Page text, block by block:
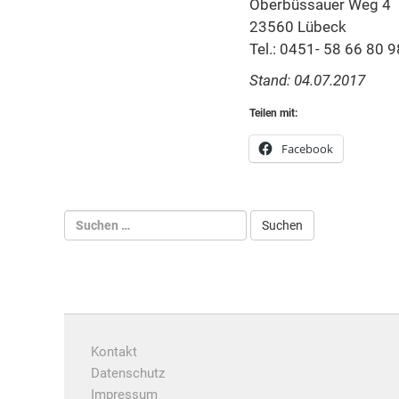
Oberbüssauer Weg 4
23560 Lübeck
Tel.: 0451- 58 66 80
Stand: 04.07.2017
Teilen mit:
Facebook
Kontakt
Datenschutz
Impressum